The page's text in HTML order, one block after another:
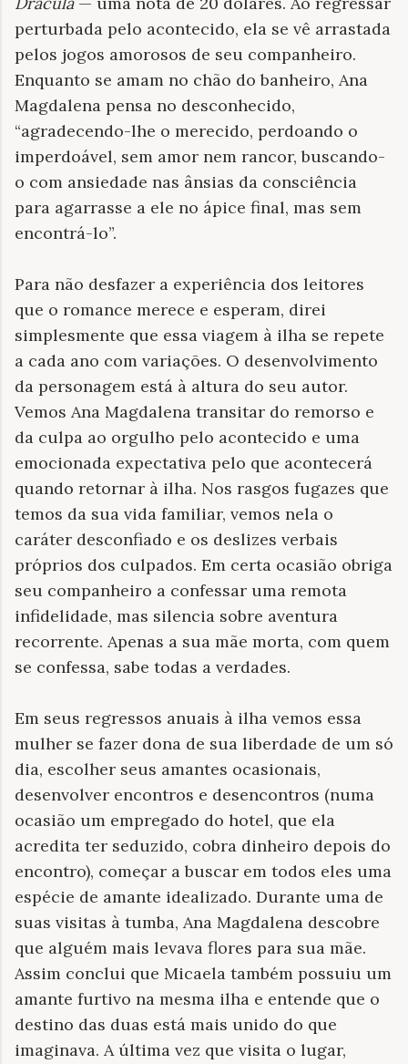
perturbada pelo acontecido, ela se vê arrastada
pelos jogos amorosos de seu companheiro.
Enquanto se amam no chão do banheiro, Ana
Magdalena pensa no desconhecido,
“agradecendo-lhe o merecido, perdoando o
imperdoável, sem amor nem rancor, buscando-
o com ansiedade nas ânsias da consciência
para agarrasse a ele no ápice final, mas sem
encontrá-lo”.
Para não desfazer a experiência dos leitores
que o romance merece e esperam, direi
simplesmente que essa viagem à ilha se repete
a cada ano com variações. O desenvolvimento
da personagem está à altura do seu autor.
Vemos Ana Magdalena transitar do remorso e
da culpa ao orgulho pelo acontecido e uma
emocionada expectativa pelo que acontecerá
quando retornar à ilha. Nos rasgos fugazes que
temos da sua vida familiar, vemos nela o
caráter desconfiado e os deslizes verbais
próprios dos culpados. Em certa ocasião obriga
seu companheiro a confessar uma remota
infidelidade, mas silencia sobre aventura
recorrente. Apenas a sua mãe morta, com quem
se confessa, sabe todas a verdades.
Em seus regressos anuais à ilha vemos essa
mulher se fazer dona de sua liberdade de um só
dia, escolher seus amantes ocasionais,
desenvolver encontros e desencontros (numa
ocasião um empregado do hotel, que ela
acredita ter seduzido, cobra dinheiro depois do
encontro), começar a buscar em todos eles uma
espécie de amante idealizado. Durante uma de
suas visitas à tumba, Ana Magdalena descobre
que alguém mais levava flores para sua mãe.
Assim conclui que Micaela também possuiu um
amante furtivo na mesma ilha e entende que o
destino das duas está mais unido do que
imaginava. A última vez que visita o lugar,